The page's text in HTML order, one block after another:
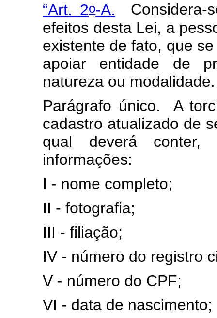
“Art. 2o-A.
Considera-
efeitos desta Lei, a
existente de fato, que
apoiar entidade de
natureza ou
Parágrafo único. A
cadastro atualizado de
qual deverá conter,
informações:
I - nome completo;
II - fotografia;
III - filiação;
IV - número do registro
V - número do CPF;
VI - data de nascimento;